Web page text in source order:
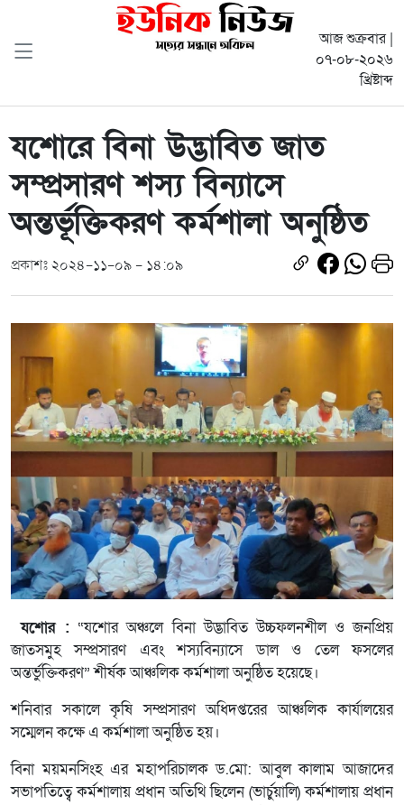
আজ শুক্রবার |
০৭-০৮-২০২৬
খ্রিষ্টাব্দ
যশোরে বিনা উদ্ভাবিত জাত
সম্প্রসারণ শস্য বিন্যাসে
অন্তর্ভূক্তিকরণ কর্মশালা অনুষ্ঠিত
প্রকাশঃ ২০২৪-১১-০৯ - ১৪:০৯
যশোর : “যশোর অঞ্চলে বিনা উদ্ভাবিত উচ্চফলনশীল ও জনপ্রিয়
জাতসমুহ সম্প্রসারণ এবং শস্যবিন্যাসে ডাল ও তেল ফসলের
অন্তর্ভুক্তিকরণ” শীর্ষক আঞ্চলিক কর্মশালা অনুষ্ঠিত হয়েছে।
শনিবার সকালে কৃষি সম্প্রসারণ অধিদপ্তরের আঞ্চলিক কার্যালয়ের
সম্মেলন কক্ষে এ কর্মশালা অনুষ্ঠিত হয়।
বিনা ময়মনসিংহ এর মহাপরিচালক ড.মো: আবুল কালাম আজাদের
সভাপতিত্বে কর্মশালায় প্রধান অতিথি ছিলেন (ভার্চুয়ালি) কর্মশালায় প্রধান